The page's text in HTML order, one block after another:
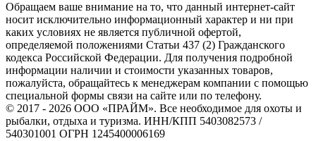
Обращаем ваше внимание на то, что данный интернет-сайт
носит исключительно информационный характер и ни при
каких условиях не является публичной офертой,
определяемой положениями Статьи 437 (2) Гражданского
кодекса Российской Федерации. Для получения подробной
информации наличии и стоимости указанных товаров,
пожалуйста, обращайтесь к менеджерам компании с помощью
специальной формы связи на сайте или по телефону.
© 2017 - 2026 ООО «ПРАЙМ». Все необходимое для охоты и
рыбалки, отдыха и туризма. ИНН/КПП 5403082573 /
540301001 ОГРН 1245400006169